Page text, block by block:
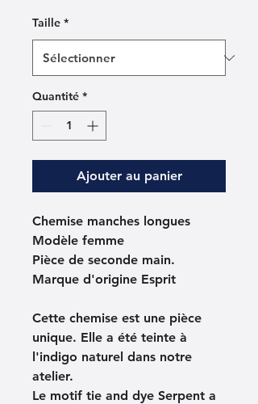
Taille *
Quantité *
Ajouter au panier
Chemise manches longues
Modèle femme
Pièce de seconde main.
Marque d'origine Esprit
Cette chemise est une pièce
unique. Elle a été teinte à
l'indigo naturel dans notre
atelier.
Le motif tie and dye Serpent a